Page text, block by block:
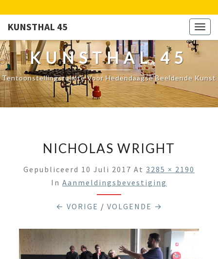
KUNSTHAL 45
KUNSTHAL 45
Tentoonstellingsruimte Voor Hedendaagse Beeldende Kunst
NICHOLAS WRIGHT
Gepubliceerd 10 Juli 2017 At 3285 × 2190
In Aanmeldingsbevestiging
← VORIGE / VOLGENDE →